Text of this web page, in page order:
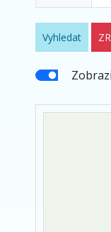
Vyhledat